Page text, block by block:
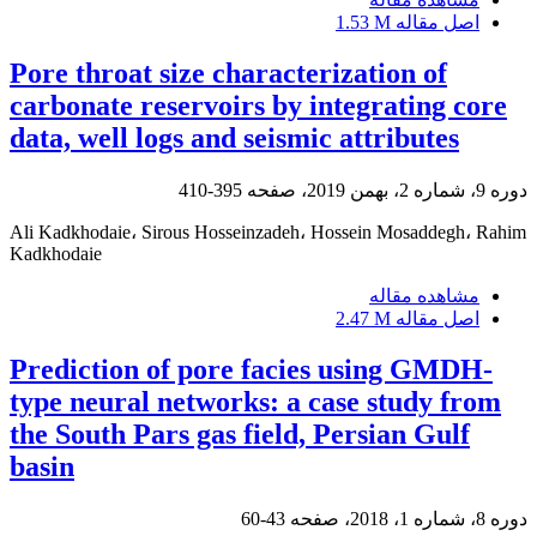
اصل مقاله 1.53 M
Pore throat size characterization of
carbonate reservoirs by integrating core
data, well logs and seismic attributes
دوره 9، شماره 2، بهمن 2019، صفحه 395-410
Ali Kadkhodaie، Sirous Hosseinzadeh، Hossein Mosaddegh، Rahim
Kadkhodaie
مشاهده مقاله
اصل مقاله 2.47 M
Prediction of pore facies using GMDH-
type neural networks: a case study from
the South Pars gas field, Persian Gulf
basin
دوره 8، شماره 1، 2018، صفحه 43-60